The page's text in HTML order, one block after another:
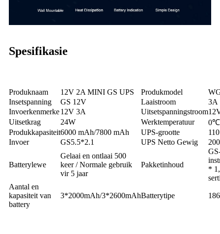
Spesifikasie
Produknaam 12V 2A MINI GS UPS Produkmodel
Insetspanning
GS 12V Laaistroom
3A
Invoerkenmerke12V 3A Uitsetspanningstroom
Uitsetkrag
24W Werktemperatuur
Produkkapasiteit6000 mAh/7800 mAh UPS-grootte
Invoer
GS5.5*2.1 UPS Netto Gewig
Batterylewe
Gelaai en ontlaai 500
keer / Normale gebruik
vir 5 jaar
Pakketinhoud
*
Aantal en
kapasiteit van
battery
3*2000mAh/3*2600mAhBatterytipe